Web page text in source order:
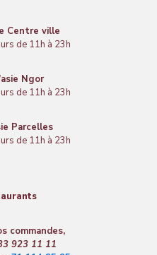
Centre ville
de 11h à 23h
Ngor
de 11h à 23h
Parcelles
de 11h à 23h
commandes,
923 11 11